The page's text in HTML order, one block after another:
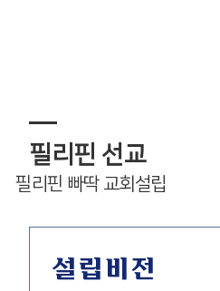
필리핀 선교
필리핀 빠딱 교회설립
설립비전